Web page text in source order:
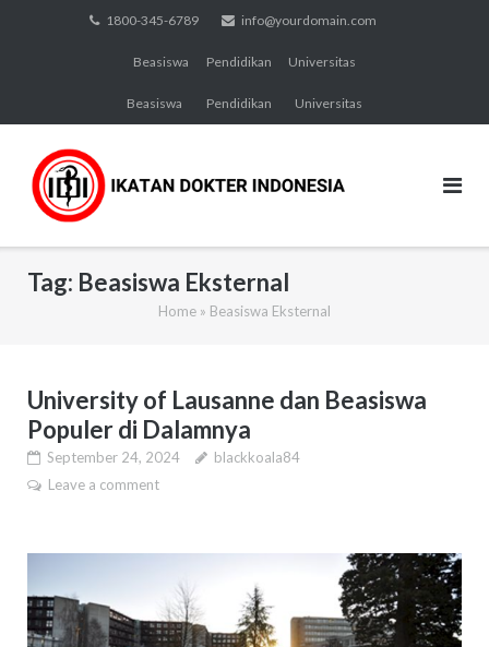
1800-345-6789 info@yourdomain.com
Beasiswa Pendidikan Universitas
Beasiswa Pendidikan Universitas
Tag: Beasiswa Eksternal
Home » Beasiswa Eksternal
University of Lausanne dan Beasiswa
Populer di Dalamnya
September 24, 2024
blackkoala84
Leave a comment